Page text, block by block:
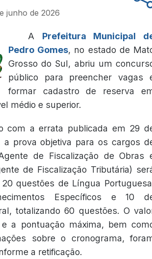
junho de 2026
A Prefeitura Municipal
Pedro Gomes, no estado de
Grosso do Sul, abriu um
público para preencher vagas
formar cadastro de reserva
médio e superior.
com a errata publicada em 29
a prova objetiva para os cargos
de Fiscalização de Obras
de Fiscalização Tributária)
questões de Língua
Específicos e 10
totalizando 60 questões. O
a pontuação máxima, bem
sobre o cronograma,
a retificação.